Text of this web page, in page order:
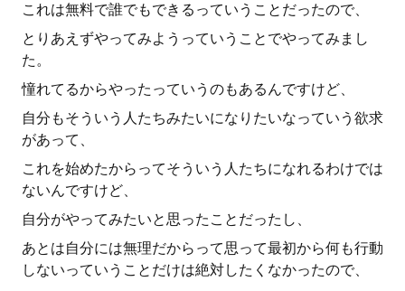
これは無料で誰でもできるっていうことだったので、
とりあえずやってみようっていうことでやってみまし
た。
憧れてるからやったっていうのもあるんですけど、
自分もそういう人たちみたいになりたいなっていう欲求
があって、
これを始めたからってそういう人たちになれるわけでは
ないんですけど、
自分がやってみたいと思ったことだったし、
あとは自分には無理だからって思って最初から何も行動
しないっていうことだけは絶対したくなかったので、